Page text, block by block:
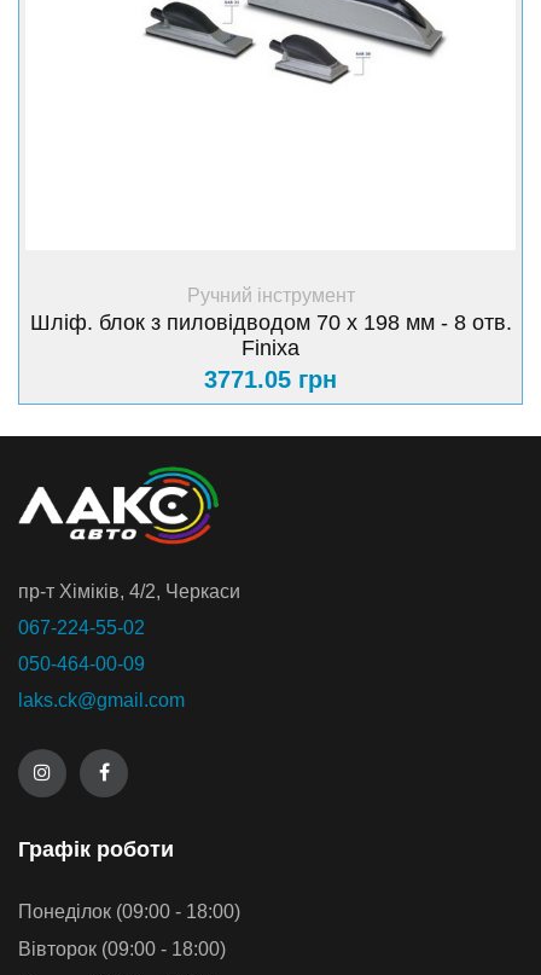
+ Купити
Ручний інструмент
Шліф. блок з пиловідводом 70 х 198 мм - 8 отв.
Finixa
3771.05 грн
пр-т Хiмiкiв, 4/2, Черкаси
067-224-55-02
050-464-00-09
laks.ck@gmail.com
Графiк роботи
Понеділок (09:00 - 18:00)
Вівторок (09:00 - 18:00)